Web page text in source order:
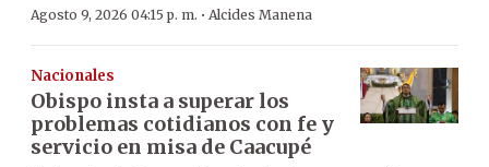
Agosto 9, 2026 04:15 p. m. · Alcides Manena
Nacionales
Obispo insta a superar los
problemas cotidianos con fe y
servicio en misa de Caacupé